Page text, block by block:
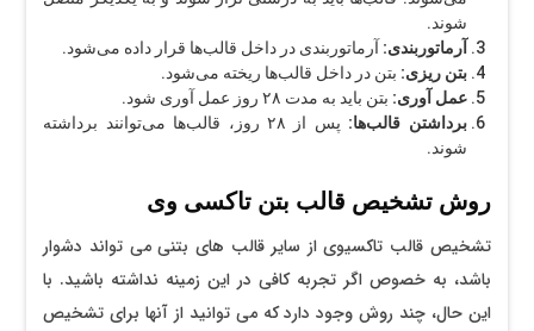
شوند.
آرماتوربندی: آرماتوربندی در داخل قالب‌ها قرار داده می‌شود.
بتن ریزی: بتن در داخل قالب‌ها ریخته می‌شود.
عمل آوری: بتن باید به مدت ۲۸ روز عمل آوری شود.
برداشتن قالب‌ها:
پس از ۲۸ روز، قالب‌ها می‌توانند برداشته
شوند.
روش تشخیص قالب بتن تاکسی وی
تشخیص قالب تاکسیوی از سایر قالب های بتنی می تواند دشوار
باشد، به خصوص اگر تجربه کافی در این زمینه نداشته باشید. با
این حال، چند روش وجود دارد که می توانید از آنها برای تشخیص